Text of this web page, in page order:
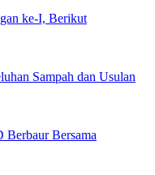
ke-I, Berikut
Sampah dan Usulan
Berbaur Bersama